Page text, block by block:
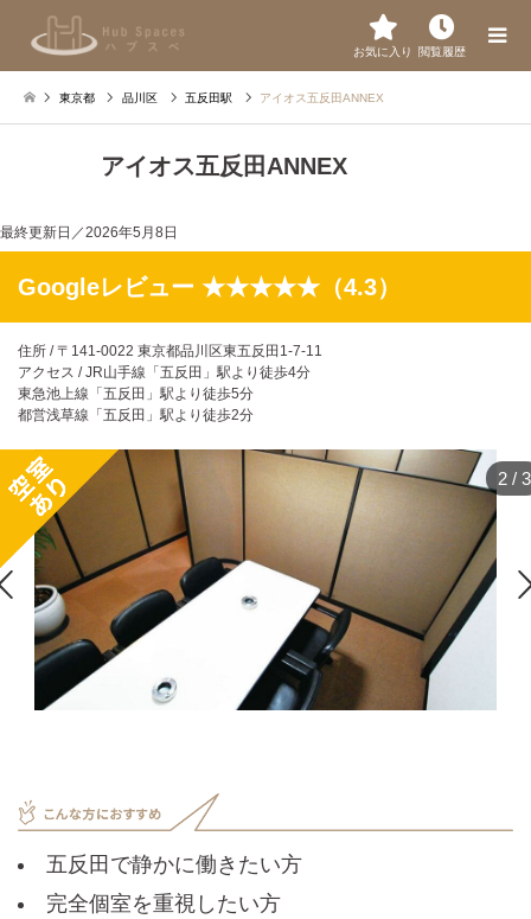
お気に入り 閲覧履歴
東京都 品川区 五反田駅 アイオス五反田ANNEX
アイオス五反田ANNEX
最終更新日／2026年5月8日
Googleレビュー ★★★★★（4.3）
住所 / 〒141-0022 東京都品川区東五反田1-7-11
アクセス / JR山手線「五反田」駅より徒歩4分
東急池上線「五反田」駅より徒歩5分
都営浅草線「五反田」駅より徒歩2分​
2 / 3
五反田で静かに働きたい方
完全個室を重視したい方